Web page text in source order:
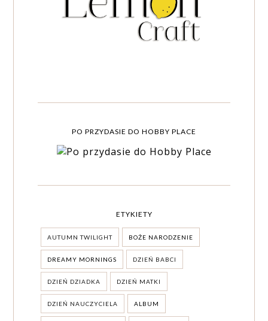
PO PRZYDASIE DO HOBBY PLACE
ETYKIETY
AUTUMN TWILIGHT BOŻE NARODZENIE
DREAMY MORNINGS DZIEŃ BABCI
DZIEŃ DZIADKA DZIEŃ MATKI
DZIEŃ NAUCZYCIELA ALBUM